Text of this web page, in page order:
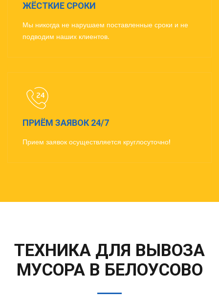
ЖЁСТКИЕ СРОКИ
Мы никогда не нарушаем поставленные сроки и не
подводим наших клиентов.
ПРИЁМ ЗАЯВОК 24/7
Прием заявок осуществляется круглосуточно!
ТЕХНИКА ДЛЯ ВЫВОЗА
МУСОРА В БЕЛОУСОВО